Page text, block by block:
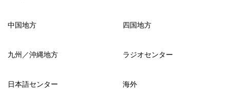
中国地方 四国地方
九州／沖縄地方 ラジオセンター
日本語センター 海外